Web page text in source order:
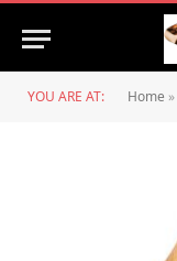
YOU ARE AT: Home »